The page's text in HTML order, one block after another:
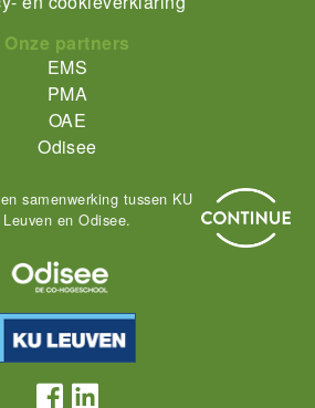
Onze partners
EMS
PMA
OAE
Odisee
samenwerking tussen KU
Leuven en Odisee.